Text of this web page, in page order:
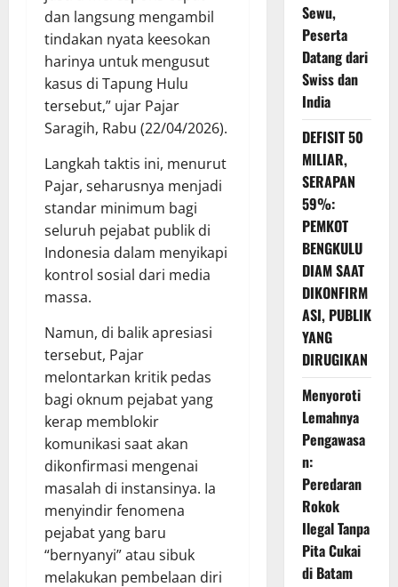
dan langsung mengambil
tindakan nyata keesokan
harinya untuk mengusut
kasus di Tapung Hulu
tersebut,” ujar Pajar
Saragih, Rabu (22/04/2026).
Langkah taktis ini, menurut
Pajar, seharusnya menjadi
standar minimum bagi
seluruh pejabat publik di
Indonesia dalam menyikapi
kontrol sosial dari media
massa.
Namun, di balik apresiasi
tersebut, Pajar
melontarkan kritik pedas
bagi oknum pejabat yang
kerap memblokir
komunikasi saat akan
dikonfirmasi mengenai
masalah di instansinya. Ia
menyindir fenomena
pejabat yang baru
“bernyanyi” atau sibuk
melakukan pembelaan diri
Sewu,
Peserta
Datang dari
Swiss dan
India
DEFISIT 50
MILIAR,
SERAPAN
59%:
PEMKOT
BENGKULU
DIAM SAAT
DIKONFIRM
ASI, PUBLIK
YANG
DIRUGIKAN
Menyoroti
Lemahnya
Pengawasa
n:
Peredaran
Rokok
Ilegal Tanpa
Pita Cukai
di Batam